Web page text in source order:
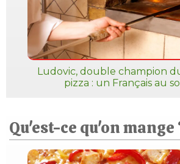
Ludovic, double champion
pizza : un Français au
Qu'est-ce qu'on mange